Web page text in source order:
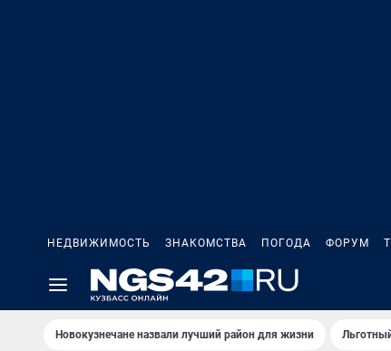
НЕДВИЖИМОСТЬ ЗНАКОМСТВА ПОГОДА ФОРУМ
Новокузнечане назвали лучший район для жизни